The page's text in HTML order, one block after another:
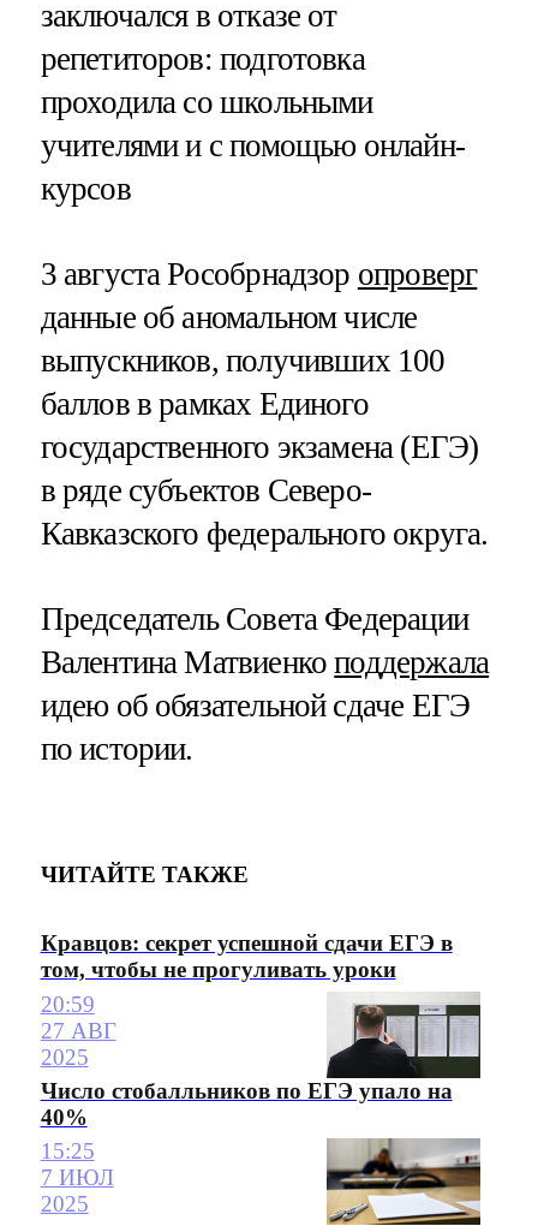
заключался в отказе от
репетиторов: подготовка
проходила со школьными
учителями и с помощью онлайн-
курсов
3 августа Рособрнадзор опроверг
данные об аномальном числе
выпускников, получивших 100
баллов в рамках Единого
государственного экзамена (ЕГЭ)
в ряде субъектов Северо-
Кавказского федерального округа.
Председатель Совета Федерации
Валентина Матвиенкоподдержала
идею об обязательной сдаче ЕГЭ
по истории.
ЧИТАЙТЕ ТАКЖЕ
Кравцов: секрет успешной сдачи ЕГЭ в
том, чтобы не прогуливать уроки
20:59
27 АВГ
2025
Число стобалльников по ЕГЭ упало на
40%
15:25
7 ИЮЛ
2025